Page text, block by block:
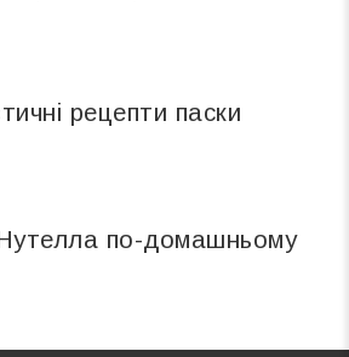
рецепти паски
по-домашньому